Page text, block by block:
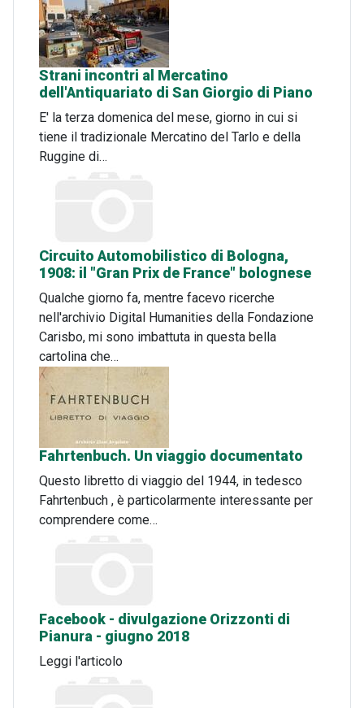
Strani incontri al Mercatino
dell'Antiquariato di San Giorgio di Piano
E' la terza domenica del mese, giorno in cui si
tiene il tradizionale Mercatino del Tarlo e della
Ruggine di…
Circuito Automobilistico di Bologna,
1908: il "Gran Prix de France" bolognese
Qualche giorno fa, mentre facevo ricerche
nell'archivio Digital Humanities della Fondazione
Carisbo, mi sono imbattuta in questa bella
cartolina che…
Fahrtenbuch. Un viaggio documentato
Questo libretto di viaggio del 1944, in tedesco
Fahrtenbuch , è particolarmente interessante per
comprendere come…
Facebook - divulgazione Orizzonti di
Pianura - giugno 2018
Leggi l'articolo